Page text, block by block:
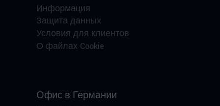
Информация
Защита данных
Условия для клиентов
О файлах Cookie
Офис в Германии